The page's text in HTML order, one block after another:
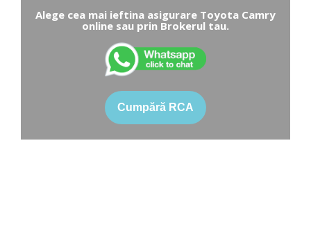
Alege cea mai ieftina asigurare Toyota Camry
online sau prin Brokerul tau.
Cumpără RCA